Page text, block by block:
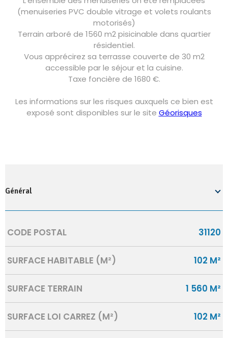
(menuiseries PVC double vitrage et volets roulants
motorisés)
Terrain arboré de 1560 m2 pisicinable dans quartier
résidentiel.
Vous apprécirez sa terrasse couverte de 30 m2
accessible par le séjour et la cuisine.
Taxe foncière de 1680 €.
Les informations sur les risques auxquels ce bien est
exposé sont disponibles sur le site Géorisques
Général
Caractérisque
CODE POSTAL 31120
SURFACE HABITABLE (M²) 102 M²
SURFACE TERRAIN 1 560 M²
SURFACE LOI CARREZ (M²) 102 M²